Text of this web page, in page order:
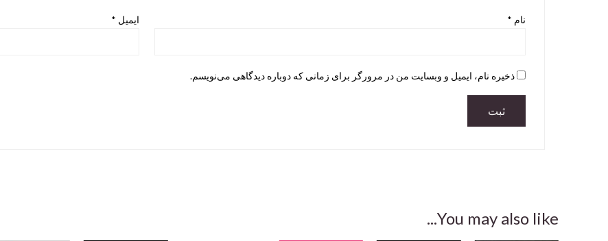
نام * ایمیل *
ذخیره نام، ایمیل و وبسایت من در مرورگر برای زمانی که دوباره دیدگاهی می‌نویسم.
You may also like...